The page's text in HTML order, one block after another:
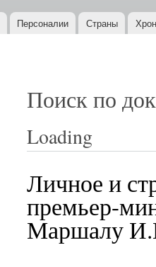
Персоналии Страны
Поиск по
Loading
Личное и
премьер-
Маршалу